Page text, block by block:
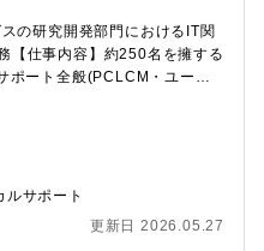
ービス提供を業務 - OTセキ
視化/異常検知、セキュアリモ
リティアセスメント 他 ※顧
ワーク構成など）を理解し、
じて案件を創出し、継続的な
キャリアパス】・ご希望や適
外にも、セキュリティコンサ
ていくことや海外でのセキュ
の研究開発部門におけるIT関
【仕事内容】約250名を擁する
ポート全般(PCLCM・ユーザ
)◇各種開発環境の構築・運用
カCAD・電気CAD・光学
プリケーション)※グループ全
ス」の業務ではなく、研究開
景】研究開発部門組織強化に
サポート
更新日 2026.05.27